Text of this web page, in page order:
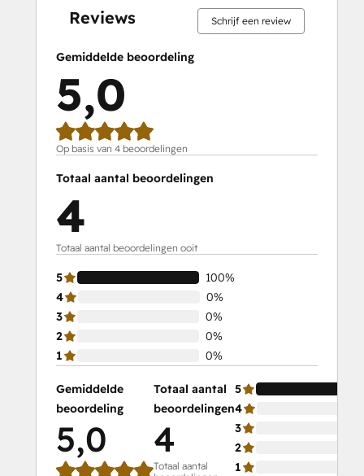
Reviews Schrijf een review
Gemiddelde beoordeling
5,0
Op basis van 4 beoordelingen
Totaal aantal beoordelingen
4
Totaal aantal beoordelingen ooit
5
100%
4
0%
3
0%
2
0%
1
0%
Gemiddelde
beoordeling
5,0
Totaal aantal
beoordelingen
4
Totaal aantal
5
4
3
2
1